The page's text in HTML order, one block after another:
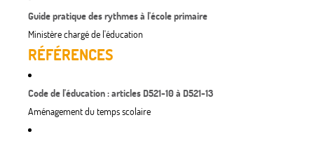
Guide pratique des rythmes à l'école primaire
Ministère chargé de l'éducation
RÉFÉRENCES
Code de l'éducation : articles D521-10 à D521-13
Aménagement du temps scolaire